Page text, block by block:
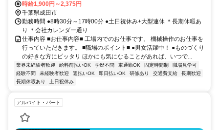
時給1,900円～2,375円
千葉県成田市
勤務時間 ●8時30分～17時00分 ●土日祝休み+大型連休 ＊長期休暇あ
り ＊会社カレンダー通り
仕事内容 ■お仕事内容■ 工場内でのお仕事です。 機械操作のお仕事を
行っていただきます。 ■職場のポイント■ ●男女活躍中！ ●ものづくり
の好きな方にピッタリ ほかにも気になることがあれば、いつで...
業界未経験者歓迎 給料前払いOK 学歴不問 車通勤OK 固定時間制
職場見学可
経験不問
未経験者歓迎 週払いOK 即日払いOK 研修あり 交通費支給
長期歓迎
長期休暇あり
土日祝休み
アルバイト・パート